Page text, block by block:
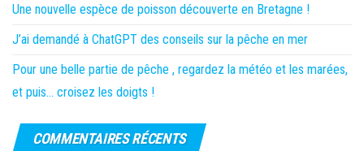
Une nouvelle espèce de poisson découverte en Bretagne !
J’ai demandé à ChatGPT des conseils sur la pêche en mer
Pour une belle partie de pêche , regardez la météo et les marées,
et puis… croisez les doigts !
COMMENTAIRES RÉCENTS